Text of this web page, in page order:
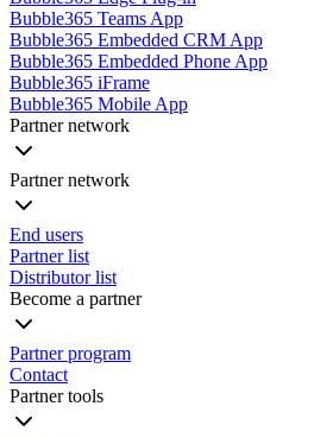
Bubble365 Teams App
Bubble365 Embedded CRM App
Bubble365 Embedded Phone App
Bubble365 iFrame
Bubble365 Mobile App
Partner network
Partner network
End users
Partner list
Distributor list
Become a partner
Partner program
Contact
Partner tools